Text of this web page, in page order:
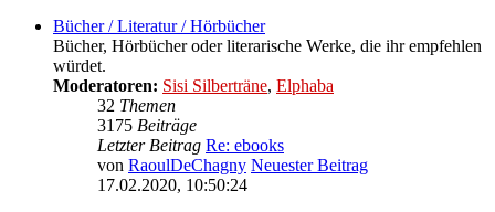
Bücher / Literatur / Hörbücher
Bücher, Hörbücher oder literarische Werke, die ihr empfehlen
würdet.
Moderatoren: Sisi Silberträne, Elphaba
32 Themen
3175 Beiträge
Letzter Beitrag Re: ebooks
von RaoulDeChagny Neuester Beitrag
17.02.2020, 10:50:24